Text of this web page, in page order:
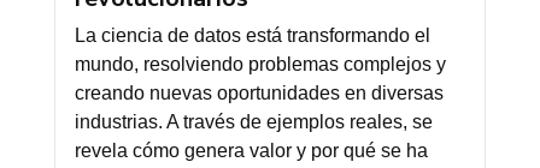
La ciencia de datos está transformando el
mundo, resolviendo problemas complejos y
creando nuevas oportunidades en diversas
industrias. A través de ejemplos reales, se
revela cómo genera valor y por qué se ha